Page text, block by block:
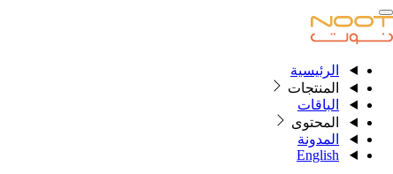
الرئيسية
المنتجات
الباقات
الرئيسية
المنتجات
الباقات
المحتوى
المدونة
English